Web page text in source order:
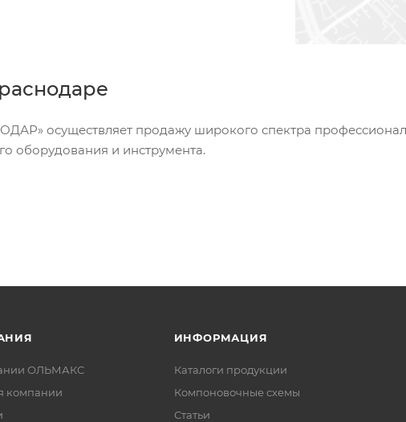
осуществляет продажу широкого спектра
оборудования и инструмента.
ОЛЬМАКС
компании
ИНФОРМАЦИЯ
Каталоги продукции
Компоновочные схемы
Статьи